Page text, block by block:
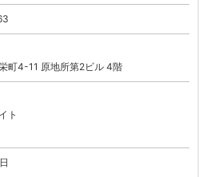
町4-11 原地所第2ビル 4階
ト